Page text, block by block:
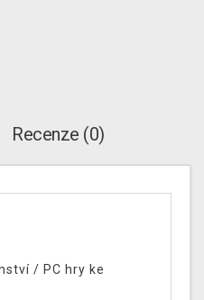
Recenze (0)
/ PC hry ke